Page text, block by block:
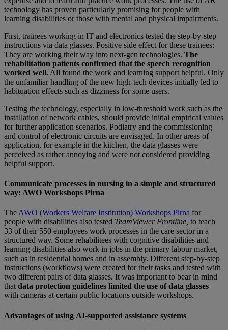
technology has proven particularly promising for people with
learning disabilities or those with mental and physical impairments.
First, trainees working in IT and electronics tested the step-by-step
instructions via data glasses. Positive side effect for these trainees:
They are working their way into next-gen technologies. The
rehabilitation patients confirmed that the speech recognition
worked well. All found the work and learning support helpful. Only
the unfamiliar handling of the new high-tech devices initially led to
habituation effects such as dizziness for some users.
Testing the technology, especially in low-threshold work such as the
installation of network cables, should provide initial empirical values
for further application scenarios. Podiatry and the commissioning
and control of electronic circuits are envisaged. In other areas of
application, for example in the kitchen, the data glasses were
perceived as rather annoying and were not considered providing
helpful support.
Communicate processes in nursing in a simple and structured
way: AWO Workshops Pirna
The AWO (Workers Welfare Institution) Workshops Pirna for
people with disabilities also tested TeamViewer Frontline, to teach
33 of their 550 employees work processes in the care sector in a
structured way. Some rehabilitees with cognitive disabilities and
learning disabilities also work in jobs in the primary labour market,
such as in residential homes and in assembly. Different step-by-step
instructions (workflows) were created for their tasks and tested with
two different pairs of data glasses. It was important to bear in mind
that data protection guidelines limited the use of data glasses
with cameras at certain public locations outside workshops.
Advantages of using AI-supported assistance systems